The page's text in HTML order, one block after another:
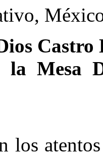
Castro
la Mesa
los